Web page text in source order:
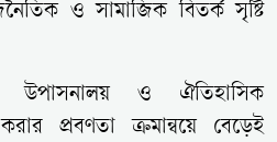
ও সামাজিক বিতর্ক সৃষ্টি
উপাসনালয় ও ঐতিহাসিক
প্রবণতা ক্রমান্বয়ে বেড়েই